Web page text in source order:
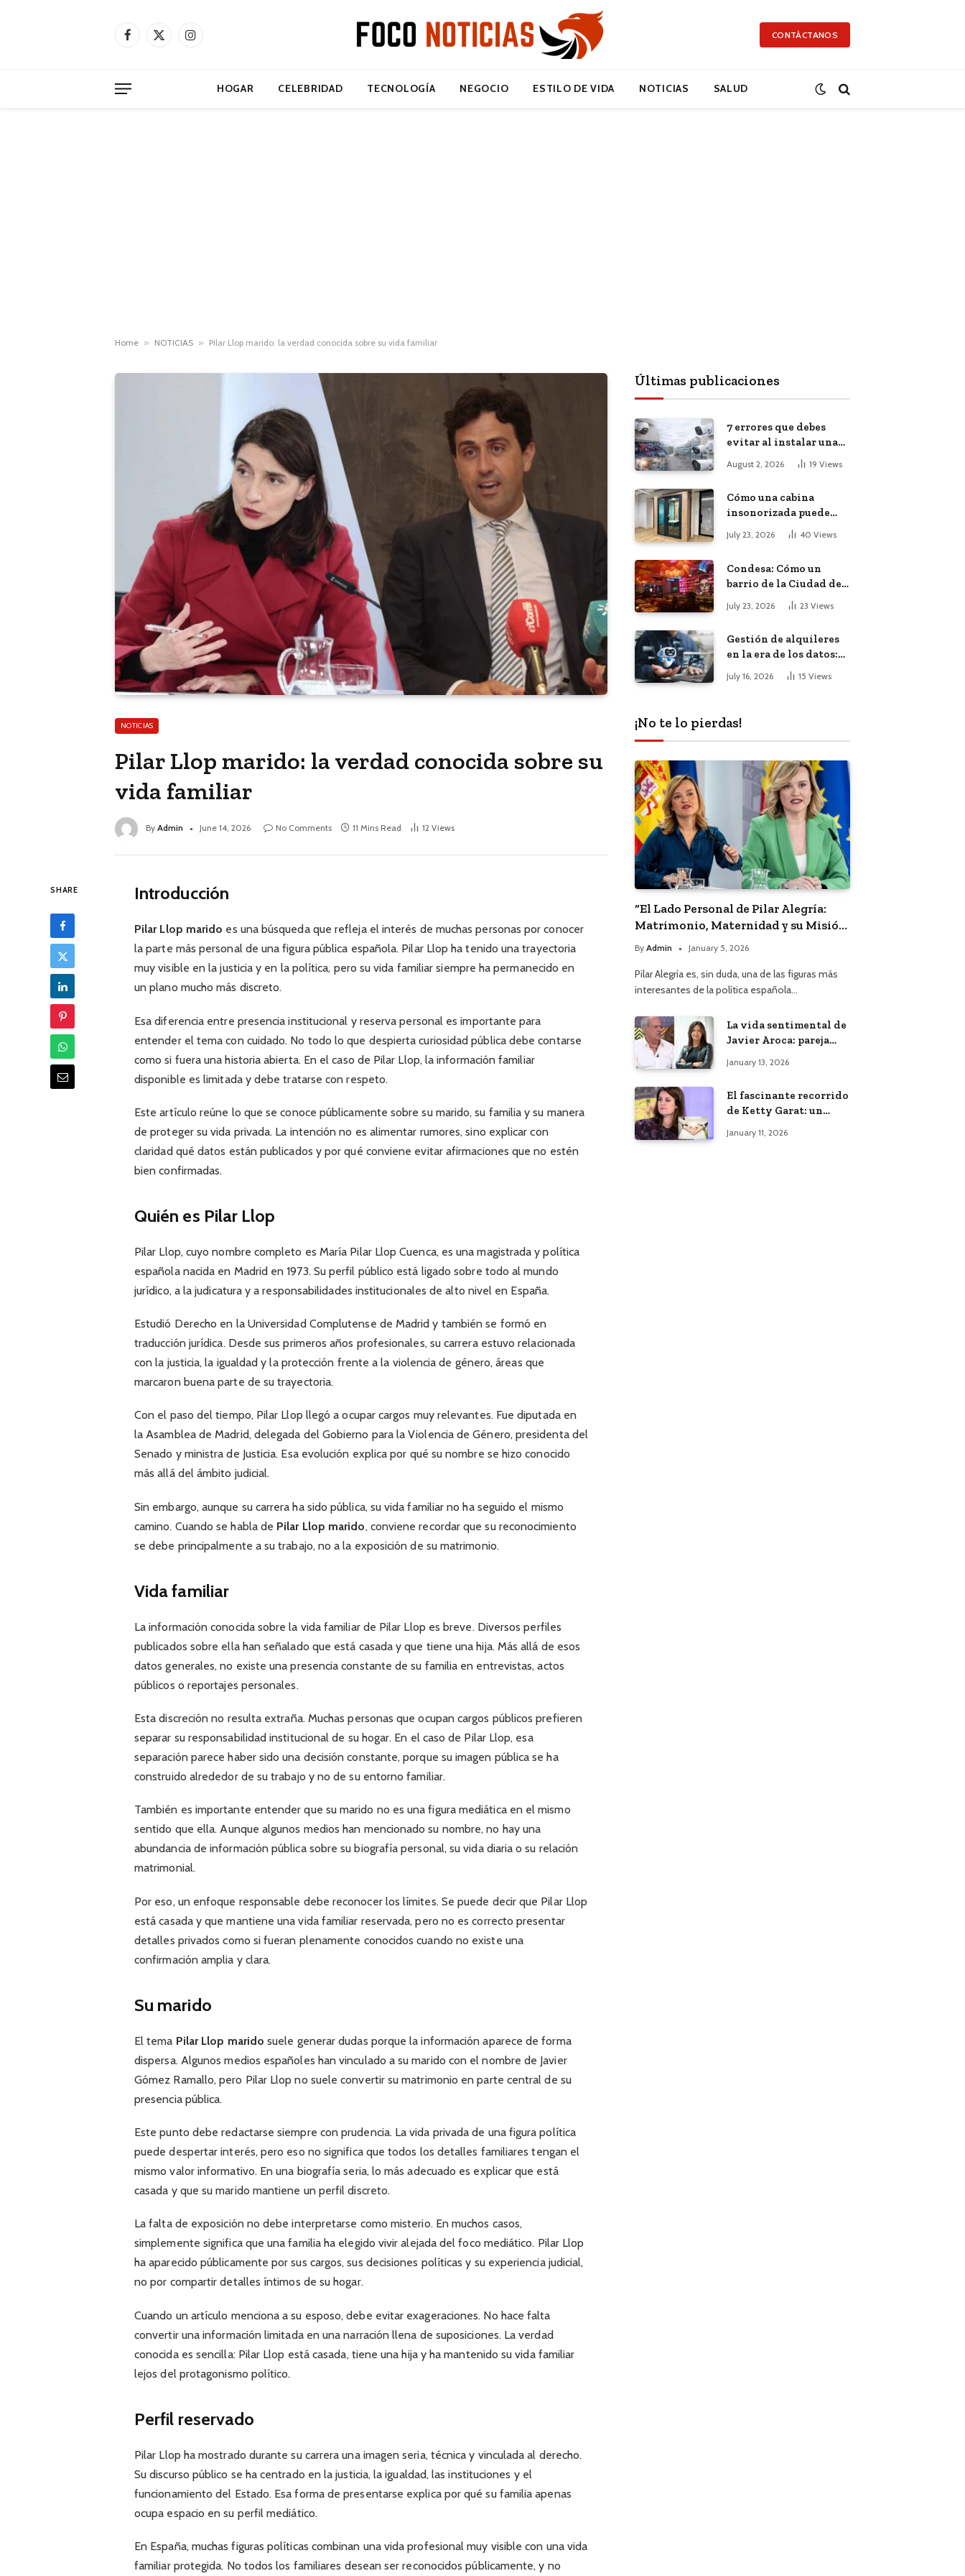
Facebook
X
Instagram CONTÁCTANOS
HOGAR CELEBRIDAD TECNOLOGÍA NEGOCIO ESTILO DE VIDA NOTICIAS SALUD
Home » NOTICIAS » Pilar Llop marido: la verdad conocida sobre su vida familiar
NOTICIAS
Pilar Llop marido: la verdad conocida sobre su
vida familiar
By Admin June 14, 2026 No Comments 11 Mins Read 12 Views
SHARE Introducción
Pilar Llop marido es una búsqueda que refleja el interés de muchas personas por conocer
la parte más personal de una figura pública española. Pilar Llop ha tenido una trayectoria
muy visible en la justicia y en la política, pero su vida familiar siempre ha permanecido en
un plano mucho más discreto.
Esa diferencia entre presencia institucional y reserva personal es importante para
entender el tema con cuidado. No todo lo que despierta curiosidad pública debe contarse
como si fuera una historia abierta. En el caso de Pilar Llop, la información familiar
disponible es limitada y debe tratarse con respeto.
Este artículo reúne lo que se conoce públicamente sobre su marido, su familia y su manera
de proteger su vida privada. La intención no es alimentar rumores, sino explicar con
claridad qué datos están publicados y por qué conviene evitar afirmaciones que no estén
bien confirmadas.
Quién es Pilar Llop
Pilar Llop, cuyo nombre completo es María Pilar Llop Cuenca, es una magistrada y política
española nacida en Madrid en 1973. Su perfil público está ligado sobre todo al mundo
jurídico, a la judicatura y a responsabilidades institucionales de alto nivel en España.
Estudió Derecho en la Universidad Complutense de Madrid y también se formó en
traducción jurídica. Desde sus primeros años profesionales, su carrera estuvo relacionada
con la justicia, la igualdad y la protección frente a la violencia de género, áreas que
marcaron buena parte de su trayectoria.
Con el paso del tiempo, Pilar Llop llegó a ocupar cargos muy relevantes. Fue diputada en
la Asamblea de Madrid, delegada del Gobierno para la Violencia de Género, presidenta del
Senado y ministra de Justicia. Esa evolución explica por qué su nombre se hizo conocido
más allá del ámbito judicial.
Sin embargo, aunque su carrera ha sido pública, su vida familiar no ha seguido el mismo
camino. Cuando se habla de Pilar Llop marido, conviene recordar que su reconocimiento
se debe principalmente a su trabajo, no a la exposición de su matrimonio.
Vida familiar
La información conocida sobre la vida familiar de Pilar Llop es breve. Diversos perfiles
publicados sobre ella han señalado que está casada y que tiene una hija. Más allá de esos
datos generales, no existe una presencia constante de su familia en entrevistas, actos
públicos o reportajes personales.
Esta discreción no resulta extraña. Muchas personas que ocupan cargos públicos prefieren
separar su responsabilidad institucional de su hogar. En el caso de Pilar Llop, esa
separación parece haber sido una decisión constante, porque su imagen pública se ha
construido alrededor de su trabajo y no de su entorno familiar.
También es importante entender que su marido no es una figura mediática en el mismo
sentido que ella. Aunque algunos medios han mencionado su nombre, no hay una
abundancia de información pública sobre su biografía personal, su vida diaria o su relación
matrimonial.
Por eso, un enfoque responsable debe reconocer los límites. Se puede decir que Pilar Llop
está casada y que mantiene una vida familiar reservada, pero no es correcto presentar
detalles privados como si fueran plenamente conocidos cuando no existe una
confirmación amplia y clara.
Su marido
El tema Pilar Llop marido suele generar dudas porque la información aparece de forma
dispersa. Algunos medios españoles han vinculado a su marido con el nombre de Javier
Gómez Ramallo, pero Pilar Llop no suele convertir su matrimonio en parte central de su
presencia pública.
Este punto debe redactarse siempre con prudencia. La vida privada de una figura política
puede despertar interés, pero eso no significa que todos los detalles familiares tengan el
mismo valor informativo. En una biografía seria, lo más adecuado es explicar que está
casada y que su marido mantiene un perfil discreto.
La falta de exposición no debe interpretarse como misterio. En muchos casos,
simplemente significa que una familia ha elegido vivir alejada del foco mediático. Pilar Llop
ha aparecido públicamente por sus cargos, sus decisiones políticas y su experiencia judicial,
no por compartir detalles íntimos de su hogar.
Cuando un artículo menciona a su esposo, debe evitar exageraciones. No hace falta
convertir una información limitada en una narración llena de suposiciones. La verdad
conocida es sencilla: Pilar Llop está casada, tiene una hija y ha mantenido su vida familiar
lejos del protagonismo político.
Perfil reservado
Pilar Llop ha mostrado durante su carrera una imagen seria, técnica y vinculada al derecho.
Su discurso público se ha centrado en la justicia, la igualdad, las instituciones y el
funcionamiento del Estado. Esa forma de presentarse explica por qué su familia apenas
ocupa espacio en su perfil mediático.
En España, muchas figuras políticas combinan una vida profesional muy visible con una vida
familiar protegida. No todos los familiares desean ser reconocidos públicamente, y no
Últimas publicaciones
7 errores que debes
evitar al instalar una
red, cámaras o equipos
tecnológicos en una
August 2, 2026 19 Views
Cómo una cabina
insonorizada puede
productividad de tu
July 23, 2026 40 Views
Condesa: Cómo un
barrio de la Ciudad de
México atrajo a
trabajadores remotos
July 23, 2026 23 Views
Gestión de alquileres
en la era de los datos:
El impacto de la
inteligencia artificial
July 16, 2026 15 Views
¡No te lo pierdas!
“El Lado Personal de Pilar Alegría:
Matrimonio, Maternidad y su Misión
Política”
By Admin January 5, 2026
Pilar Alegría es, sin duda, una de las figuras más
interesantes de la política española…
La vida sentimental de
Javier Aroca: pareja
Àngels Barceló
January 13, 2026
El fascinante recorrido
de Ketty Garat: un
bodas
January 11, 2026